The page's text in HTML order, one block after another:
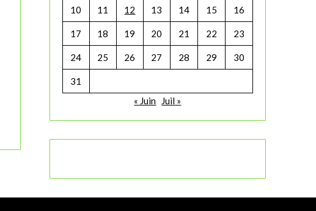
10 11 12 13 14 15 16
17 18 19 20 21 22 23
24 25 26 27 28 29 30
31
« Juin
Juil »